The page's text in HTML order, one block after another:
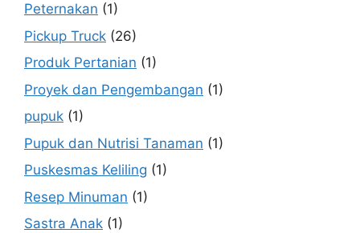
Peternakan (1)
Pickup Truck (26)
Produk Pertanian (1)
Proyek dan Pengembangan (1)
pupuk (1)
Pupuk dan Nutrisi Tanaman (1)
Puskesmas Keliling (1)
Resep Minuman (1)
Sastra Anak (1)